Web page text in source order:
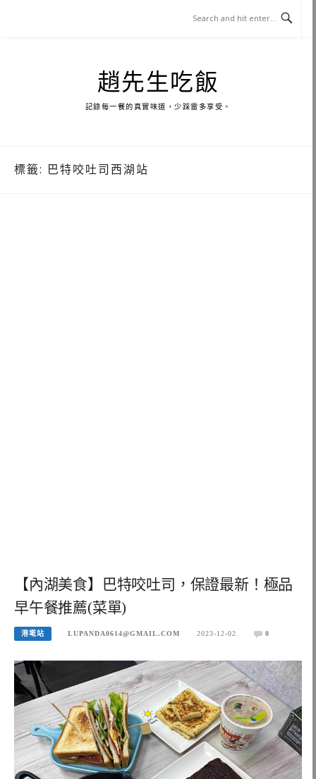
趙先生吃飯
記錄每一餐的真實味道，少踩雷多享受。
標籤: 巴特咬吐司西湖站
【內湖美食】巴特咬吐司，保證最新！極品
早午餐推薦(菜單)
港墘站 LUPANDA0614@GMAIL.COM 2023-12-02 0